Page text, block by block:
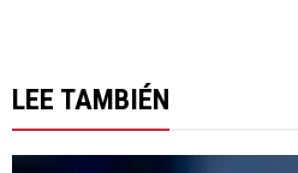
LEE TAMBIÉN